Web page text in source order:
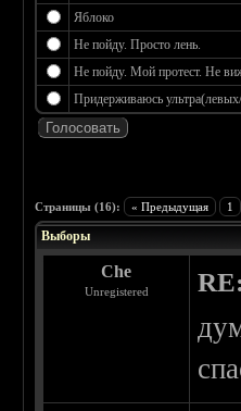
Яблоко
Не пойду. Просто лень.
Не пойду. Мой протест. Не
Придерживаюсь
Страницы (16): « Предыдущая 1
Выборы
Che
Unregistered